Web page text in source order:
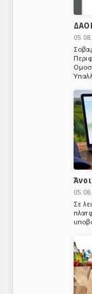
ΕΛΛΗΝΙΚΗ
ΕΥΡΩΠΑΪΚΗ
ΣΥΝΕΔΡΙΟ ΚΡΕΑΤΟΣ
Σε